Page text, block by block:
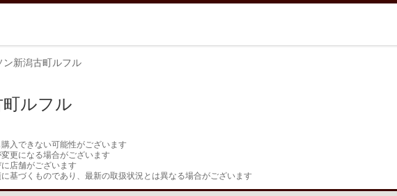
ン新潟古町ルフル
ルフル
入できない可能性がございます
更になる場合がございます
店舗がございます
基づくものであり、最新の取扱状況とは異なる場合がございます